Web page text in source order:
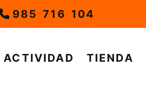
985 716 104
ACTIVIDAD TIENDA